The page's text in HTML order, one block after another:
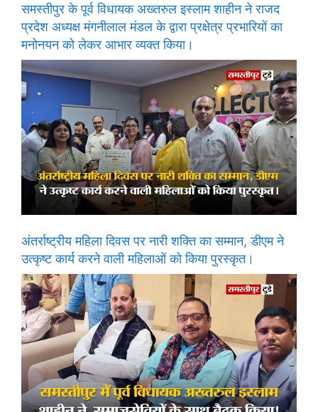
समस्तीपुर के पूर्व विधायक अख्तरुल इस्लाम शाहीन ने राजद
प्रदेश अध्यक्ष मंगनीलाल मंडल के द्वारा प्रक्षेत्र प्रभारियों का
मनोनयन को लेकर आभार व्यक्त किया।
अंतर्राष्ट्रीय महिला दिवस पर नारी शक्ति का सम्मान, डीएम ने
उत्कृष्ट कार्य करने वाली महिलाओं को किया पुरस्कृत।